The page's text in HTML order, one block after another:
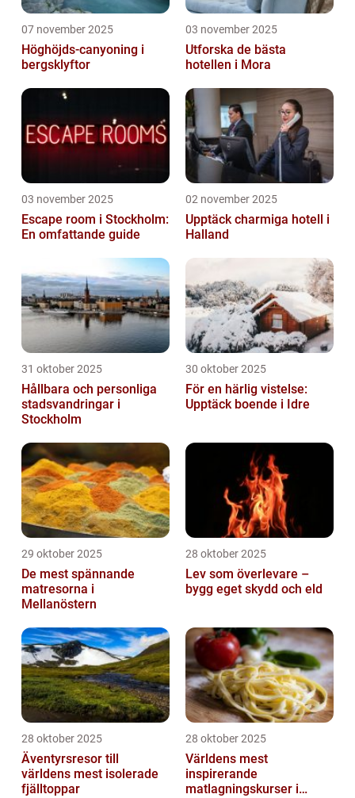
07 november 2025
Höghöjds-canyoning i
bergsklyftor
03 november 2025
Utforska de bästa
hotellen i Mora
03 november 2025
Escape room i Stockholm:
En omfattande guide
02 november 2025
Upptäck charmiga hotell i
Halland
31 oktober 2025
Hållbara och personliga
stadsvandringar i
Stockholm
30 oktober 2025
För en härlig vistelse:
Upptäck boende i Idre
29 oktober 2025
De mest spännande
matresorna i
Mellanöstern
28 oktober 2025
Lev som överlevare –
bygg eget skydd och eld
28 oktober 2025
Äventyrsresor till
världens mest isolerade
fjälltoppar
28 oktober 2025
Världens mest
inspirerande
matlagningskurser i